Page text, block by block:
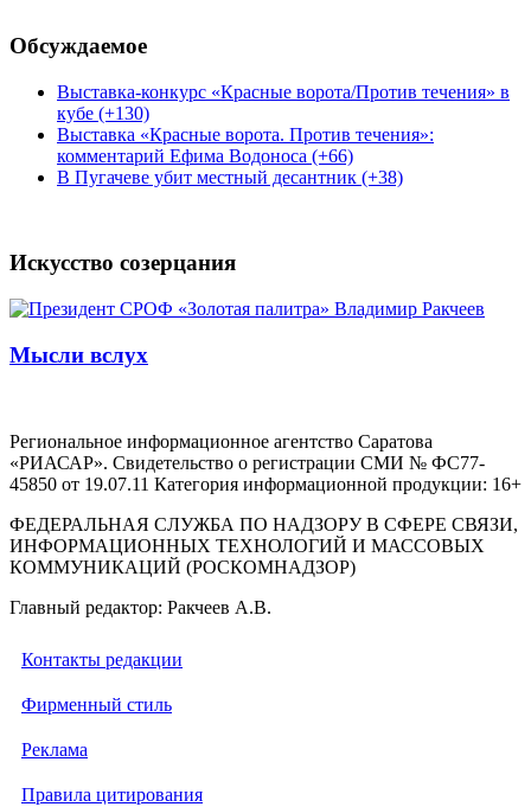
Обсуждаемое
Выставка-конкурс «Красные ворота/Против течения» в
кубе (+130)
Выставка «Красные ворота. Против течения»:
комментарий Ефима Водоноса (+66)
В Пугачеве убит местный десантник (+38)
Искусство созерцания
Мысли вслух
Региональное информационное агентство Саратова
«РИАСАР». Свидетельство о регистрации СМИ № ФС77-
45850 от 19.07.11 Категория информационной продукции: 16+
ФЕДЕРАЛЬНАЯ СЛУЖБА ПО НАДЗОРУ В СФЕРЕ СВЯЗИ,
ИНФОРМАЦИОННЫХ ТЕХНОЛОГИЙ И МАССОВЫХ
КОММУНИКАЦИЙ (РОСКОМНАДЗОР)
Главный редактор: Ракчеев А.В.
Контакты редакции
Фирменный стиль
Реклама
Правила цитирования